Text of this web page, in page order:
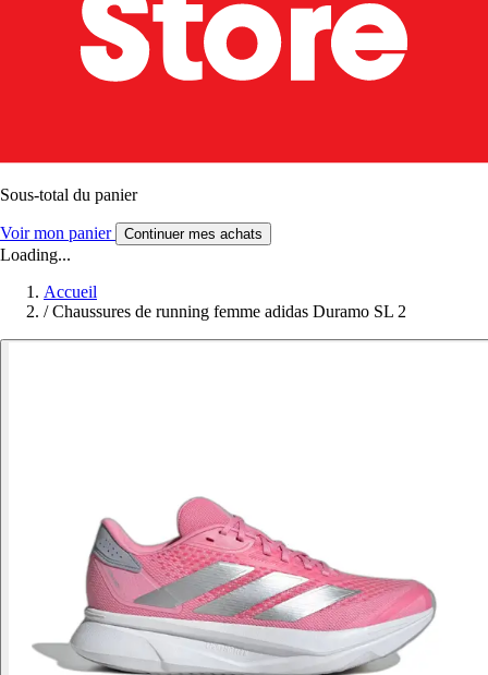
Sous-total du panier
Voir mon panier Continuer mes achats
Loading...
Accueil
/ Chaussures de running femme adidas Duramo SL 2